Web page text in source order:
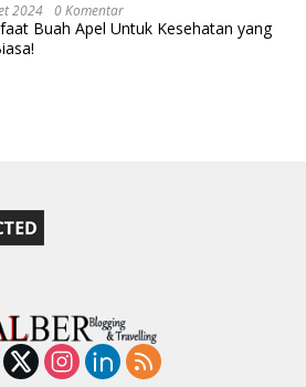
2024 0 Komentar
Buah Apel Untuk Kesehatan yang